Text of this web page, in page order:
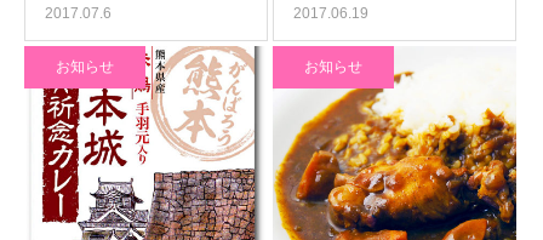
2017.07.6 2017.06.19
お知らせ お知らせ